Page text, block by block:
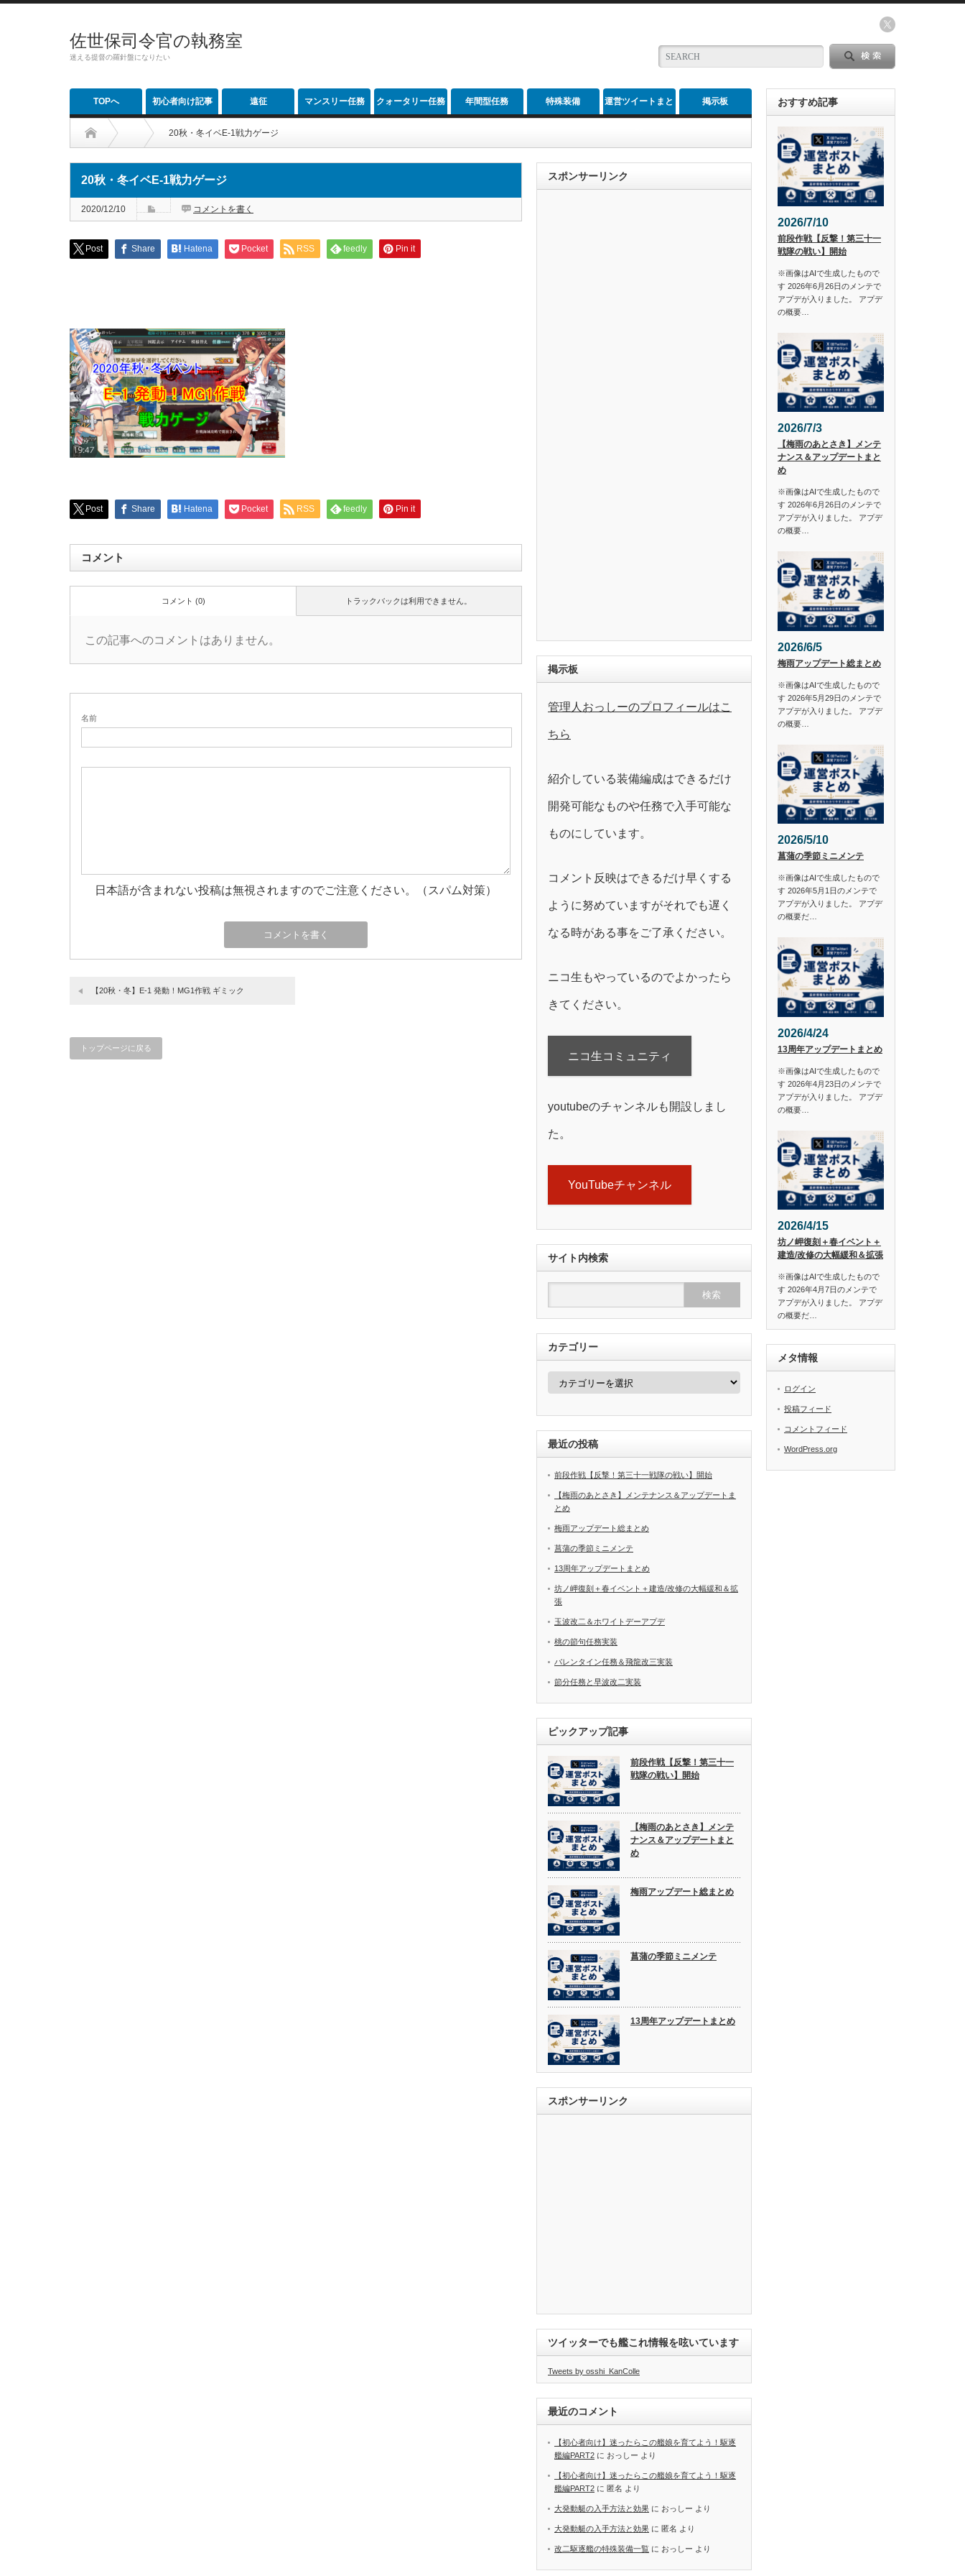
佐世保司令官の執務室
迷える提督の羅針盤になりたい
TOPへ 初心者向け記事 遠征 マンスリー任務 クォータリー任務 年間型任務 特殊装備 運営ツイートまと 掲示板
20秋・冬イベE-1戦力ゲージ
20秋・冬イベE-1戦力ゲージ
2020/12/10 コメントを書く
Post Share Hatena Pocket RSS feedly Pin it
Post Share Hatena Pocket RSS feedly Pin it
コメント
トラックバックは利用できません。
コメント (0)
この記事へのコメントはありません。
名前
日本語が含まれない投稿は無視されますのでご注意ください。（スパム対策）
【20秋・冬】E-1 発動！MG1作戦 ギミック
トップページに戻る
スポンサーリンク
掲示板
管理人おっしーのプロフィールはこ
ちら
紹介している装備編成はできるだけ
開発可能なものや任務で入手可能な
ものにしています。
コメント反映はできるだけ早くする
ように努めていますがそれでも遅く
なる時がある事をご了承ください。
ニコ生もやっているのでよかったら
きてください。
ニコ生コミュニティ
youtubeのチャンネルも開設しまし
た。
YouTubeチャンネル
サイト内検索
カテゴリー
カ
ー
最近の投稿
前段作戦【反撃！第三十一戦隊の戦い】開始
【梅雨のあとさき】メンテナンス＆アップデートま
とめ
梅雨アップデート総まとめ
菖蒲の季節ミニメンテ
13周年アップデートまとめ
坊ノ岬復刻＋春イベント＋建造/改修の大幅緩和＆拡
張
玉波改二＆ホワイトデーアプデ
桃の節句任務実装
バレンタイン任務＆飛龍改三実装
節分任務と早波改二実装
ピックアップ記事
前段作戦【反撃！第三十一
戦隊の戦い】開始
【梅雨のあとさき】メンテ
ナンス＆アップデートまと
め
梅雨アップデート総まとめ
菖蒲の季節ミニメンテ
13周年アップデートまとめ
スポンサーリンク
ツイッターでも艦これ情報を呟いています
Tweets by osshi_KanColle
最近のコメント
【初心者向け】迷ったらこの艦娘を育てよう！駆逐
艦編PART2 に おっしー より
【初心者向け】迷ったらこの艦娘を育てよう！駆逐
艦編PART2 に 匿名 より
大発動艇の入手方法と効果 に おっしー より
大発動艇の入手方法と効果 に 匿名 より
改二駆逐艦の特殊装備一覧 に おっしー より
おすすめ記事
2026/7/10
前段作戦【反撃！第三十一
戦隊の戦い】開始
※画像はAIで生成したもので
す 2026年6月26日のメンテで
アプデが入りました。 アプデ
の概要…
2026/7/3
【梅雨のあとさき】メンテ
ナンス＆アップデートまと
め
※画像はAIで生成したもので
す 2026年6月26日のメンテで
アプデが入りました。 アプデ
の概要…
2026/6/5
梅雨アップデート総まとめ
※画像はAIで生成したもので
す 2026年5月29日のメンテで
アプデが入りました。 アプデ
の概要…
2026/5/10
菖蒲の季節ミニメンテ
※画像はAIで生成したもので
す 2026年5月1日のメンテで
アプデが入りました。 アプデ
の概要だ…
2026/4/24
13周年アップデートまとめ
※画像はAIで生成したもので
す 2026年4月23日のメンテで
アプデが入りました。 アプデ
の概要…
2026/4/15
坊ノ岬復刻＋春イベント＋
建造/改修の大幅緩和＆拡張
※画像はAIで生成したもので
す 2026年4月7日のメンテで
アプデが入りました。 アプデ
の概要だ…
メタ情報
ログイン
投稿フィード
コメントフィード
WordPress.org